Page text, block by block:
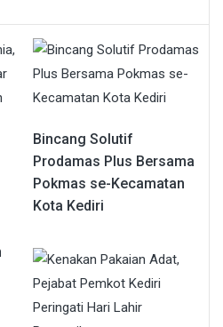
Bincang Solutif
Prodamas Plus Bersama
Pokmas se-Kecamatan
Kota Kediri